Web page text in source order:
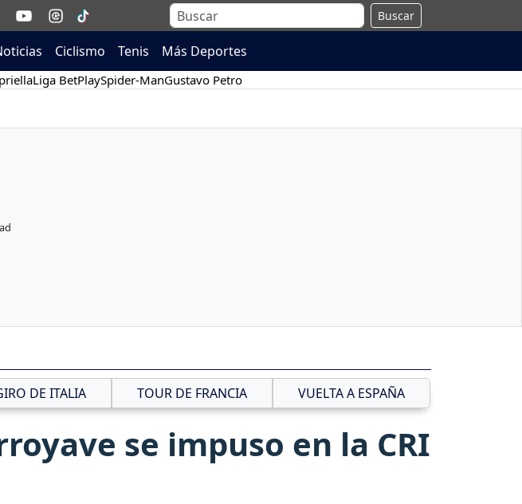
Buscar
Ciclismo Tenis Más Deportes
Liga BetPlaySpider-ManGustavo Petro
DE ITALIA TOUR DE FRANCIA VUELTA A ESPAÑA
se impuso en la CRI